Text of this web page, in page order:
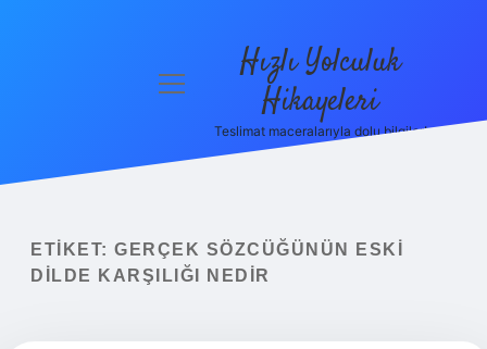
Yasal Uyarı
menüyü
Hızlı Yolculuk
Hikayeleri
Teslimat maceralarıyla dolu bilgiler!
ETIKET: GERÇEK SÖZCÜĞÜNÜN ESKI
DILDE KARŞILIĞI NEDIR